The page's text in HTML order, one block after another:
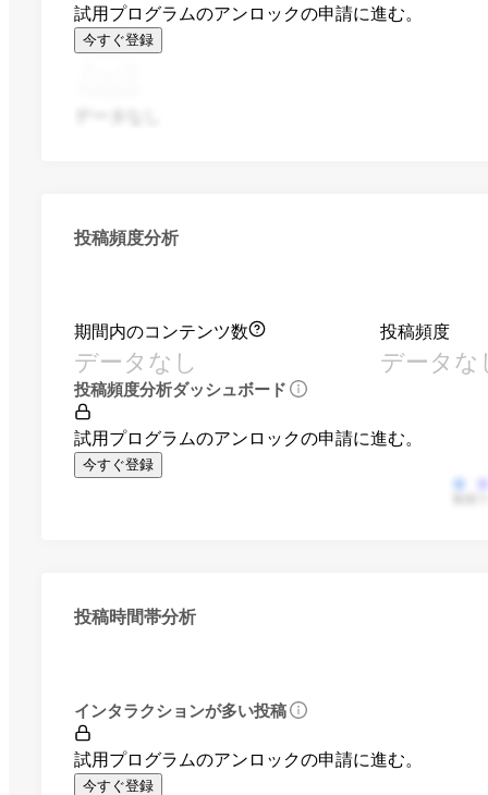
試用プログラムのアンロックの申請に進む。
今すぐ登録
投稿頻度分析
期間内のコンテンツ数
データなし
投稿頻度
データな
投稿頻度分析ダッシュボード
試用プログラムのアンロックの申請に進む。
今すぐ登録
投稿時間帯分析
インタラクションが多い投稿
試用プログラムのアンロックの申請に進む。
今すぐ登録